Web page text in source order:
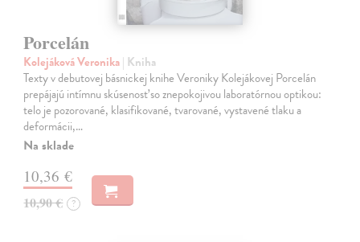
Porcelán
Kolejáková Veronika| Kniha
Texty v debutovej básnickej knihe Veroniky Kolejákovej Porcelán
prepájajú intímnu skúsenosť so znepokojivou laboratórnou optikou:
telo je pozorované, klasifikované, tvarované, vystavené tlaku a
deformácii,…
Na sklade
10,36 €
10,90 € ?